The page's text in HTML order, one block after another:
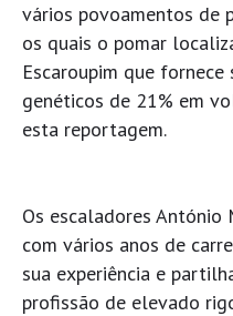
vários povoamentos de
os quais o pomar
Escaroupim que
genéticos de 21% em
esta reportagem.
Os escaladores António
com vários anos de
sua experiência e
profissão de elevado